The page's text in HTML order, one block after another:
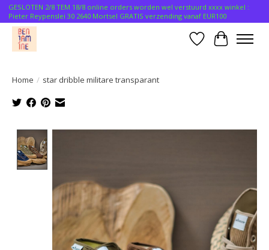
GESLOTEN 2/8 TEM 18/8 online orders worden wel verstuurd xxxx winkel :
Pieter Reypenslei 30 2640 Mortsel GRATIS verzending vanaf EUR100
Verlanglijst
Home / star dribble militare transparant